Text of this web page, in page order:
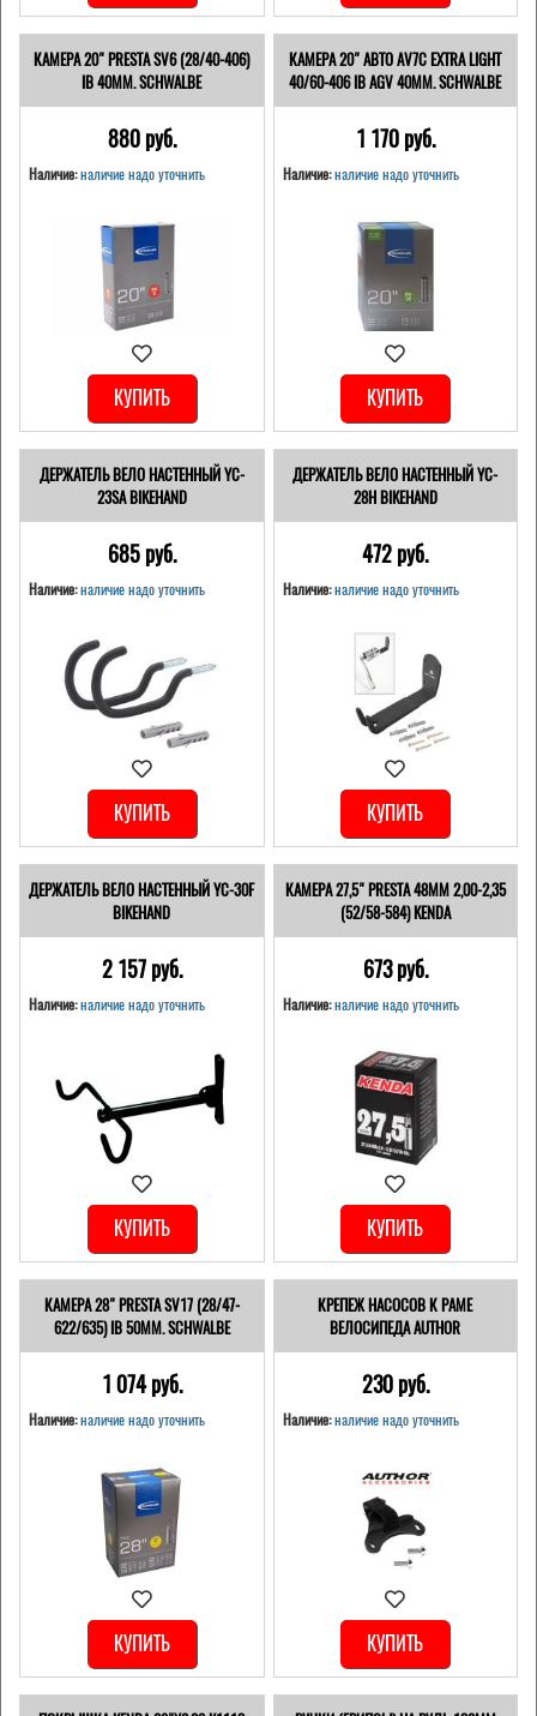
КАМЕРА 20" PRESTA SV6 (28/40-406)
IB 40MM. SCHWALBE
880 pуб.
Наличие:наличие надо уточнить
КУПИТЬ
КАМЕРА 20" АВТО AV7C EXTRA LIGHT
40/60-406 IB AGV 40MM. SCHWALBE
1 170 pуб.
Наличие: наличие надо уточнить
КУПИТЬ
ДЕРЖАТЕЛЬ ВЕЛО НАСТЕННЫЙ YC-
23SA BIKEHAND
685 pуб.
Наличие:наличие надо уточнить
КУПИТЬ
ДЕРЖАТЕЛЬ ВЕЛО НАСТЕННЫЙ YC-
28H BIKEHAND
472 pуб.
Наличие: наличие надо уточнить
КУПИТЬ
ДЕРЖАТЕЛЬ ВЕЛО НАСТЕННЫЙ YC-30F
BIKEHAND
2 157 pуб.
Наличие:наличие надо уточнить
КУПИТЬ
КАМЕРА 27,5" PRESTA 48ММ 2,00-2,35
(52/58-584) KENDA
673 pуб.
Наличие: наличие надо уточнить
КУПИТЬ
КАМЕРА 28" PRESTA SV17 (28/47-
622/635) IB 50MM. SCHWALBE
1 074 pуб.
Наличие:наличие надо уточнить
КУПИТЬ
КРЕПЕЖ НАСОСОВ К РАМЕ
ВЕЛОСИПЕДА AUTHOR
230 pуб.
Наличие: наличие надо уточнить
КУПИТЬ